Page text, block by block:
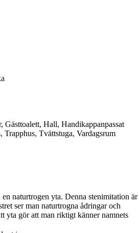
Gästtoalett, Hall, Handikappanpassat
Trapphus, Tvättstuga, Vardagsrum
naturtrogen yta. Denna stenimitation är
ser man naturtrogna ådringar och
yta gör att man riktigt känner namnets